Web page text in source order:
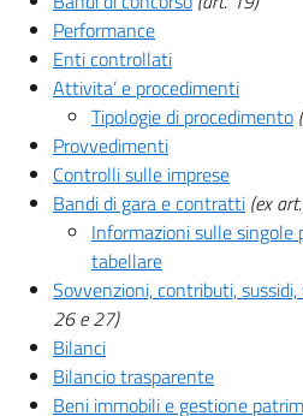
Performance
Enti controllati
Attivita’ e procedimenti
Tipologie di procedimento
Provvedimenti
Controlli sulle imprese
Bandi di gara e contratti (ex
Informazioni sulle singole
tabellare
Sovvenzioni, contributi,
26 e 27)
Bilanci
Bilancio trasparente
Beni immobili e gestione